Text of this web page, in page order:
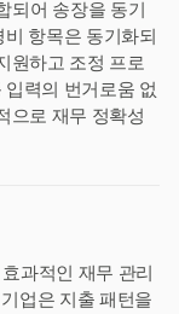
되어 송장을 동기
항목은 동기화되
원하고 조정 프로
력의 번거로움 없
으로 재무 정확성
과적인 재무 관리
업은 지출 패턴을